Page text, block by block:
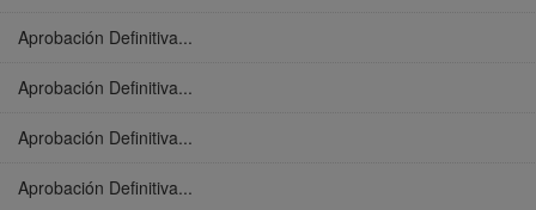
Aprobación Definitiva...
Aprobación Definitiva...
Aprobación Definitiva...
Aprobación Definitiva...